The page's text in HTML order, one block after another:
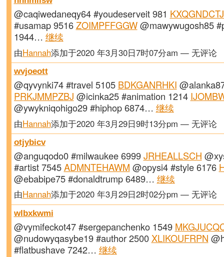
@caqiwedaneqy64 #youdeserveit 981
#usamap 9516ZOIMPFFGGW@mawywugosh85
1944… 继续
由Hannah添加于2020 年3月30日7时07分am — 无评论
wvjoeott
@qyvynki74 #travel 5105 BDKGANRHKI
PRKJMMPZBJ @icinka25 #animation 1214
@ywykniqohigo29 #hiphop 6874… 继续
由Hannah添加于2020 年3月29日9时13分pm — 无评论
otjybicv
@anguqodo0 #milwaukee 6999JRHEALLSCH
#artist 7545ADMNTEHAWM @opysi4 #style 6176
@ebabipe75 #donaldtrump 6489… 继续
由Hannah添加于2020 年3月29日2时02分pm — 无评论
wlbxkwmi
@vymifeckot47 #sergepanchenko 1549
@nudowyqasybe19 #author 2500XLIKOUFRPN
#flatbushave 7242… 继续